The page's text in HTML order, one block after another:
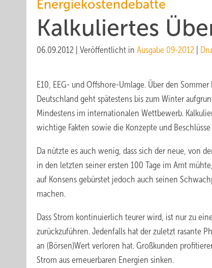
Energiekostendebatte
Kalkuliertes
06.09.2012 Veröffentlicht in Ausgabe 09-2012
E10, EEG- und Offshore-Umlage. Über den
Deutschland geht spätestens bis zum Winter
Mindestens im internationalen Wettbewerb.
wichtige Fakten sowie die Konzepte und
Da nützte es auch wenig, dass sich der neue, von
in den letzten seiner ersten 100 Tage im Amt
auf Konsens gebürstet jedoch auch seinen
machen.
Dass Strom kontinuierlich teurer wird, ist nur zu
zurückzuführen. Jedenfalls hat der zuletzt rasante
an (Börsen)Wert verloren hat. Großkunden
Strom aus erneuerbaren Energien sinken.